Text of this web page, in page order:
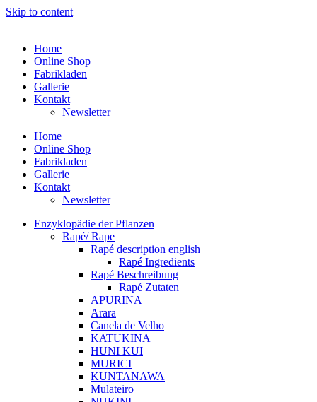
Skip to content
Home
Online Shop
Fabrikladen
Gallerie
Kontakt
Newsletter
Home
Online Shop
Fabrikladen
Gallerie
Kontakt
Newsletter
Enzyklopädie der Pflanzen
Rapé/ Rape
Rapé description english
Rapé Ingredients
Rapé Beschreibung
Rapé Zutaten
APURINA
Arara
Canela de Velho
KATUKINA
HUNI KUI
MURICI
KUNTANAWA
Mulateiro